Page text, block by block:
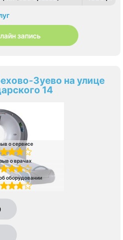
запись
Зуево на улице
14
о сервисе
о врачах
оборудовании